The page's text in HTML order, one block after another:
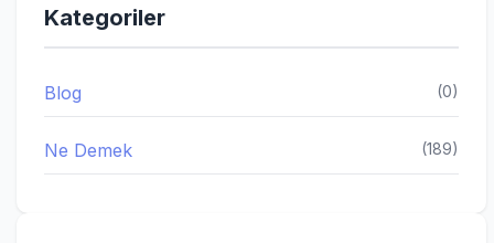
Kategoriler
Blog (0)
Ne Demek (189)